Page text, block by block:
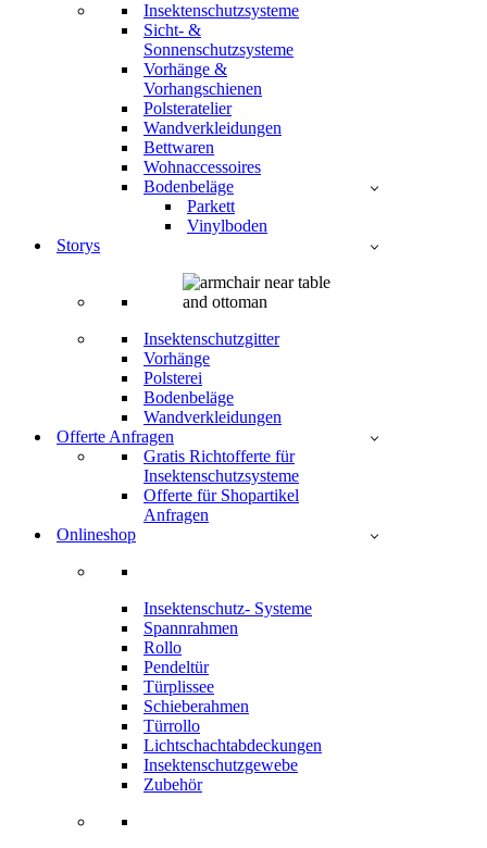
Insektenschutzsysteme
Sicht- &
Sonnenschutzsysteme
Vorhänge &
Vorhangschienen
Polsteratelier
Wandverkleidungen
Bettwaren
Wohnaccessoires
Bodenbeläge
Parkett
Vinylboden
Storys
Insektenschutzgitter
Vorhänge
Polsterei
Bodenbeläge
Wandverkleidungen
Offerte Anfragen
Gratis Richtofferte für
Insektenschutzsysteme
Offerte für Shopartikel
Anfragen
Onlineshop
Insektenschutz- Systeme
Spannrahmen
Rollo
Pendeltür
Türplissee
Schieberahmen
Türrollo
Lichtschachtabdeckungen
Insektenschutzgewebe
Zubehör